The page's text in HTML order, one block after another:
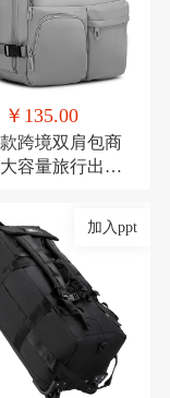
￥135.00
跨境双肩包商
容量旅行出差
加入ppt